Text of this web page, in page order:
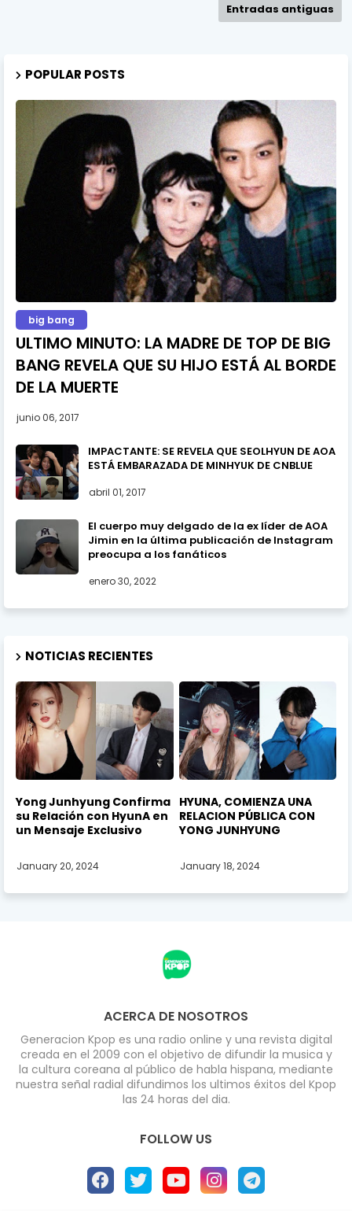
Entradas antiguas
POPULAR POSTS
big bang
ULTIMO MINUTO: LA MADRE DE TOP DE BIG
BANG REVELA QUE SU HIJO ESTÁ AL BORDE
DE LA MUERTE
junio 06, 2017
IMPACTANTE: SE REVELA QUE SEOLHYUN DE AOA
ESTÁ EMBARAZADA DE MINHYUK DE CNBLUE
abril 01, 2017
El cuerpo muy delgado de la ex líder de AOA
Jimin en la última publicación de Instagram
preocupa a los fanáticos
enero 30, 2022
NOTICIAS RECIENTES
Yong Junhyung Confirma
su Relación con HyunA en
un Mensaje Exclusivo
January 20, 2024
HYUNA, COMIENZA UNA
RELACION PÚBLICA CON
YONG JUNHYUNG
January 18, 2024
ACERCA DE NOSOTROS
Generacion Kpop es una radio online y una revista digital
creada en el 2009 con el objetivo de difundir la musica y
la cultura coreana al público de habla hispana, mediante
nuestra señal radial difundimos los ultimos éxitos del Kpop
las 24 horas del dia.
FOLLOW US